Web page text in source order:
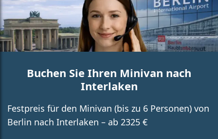
Buchen Sie Ihren Minivan nach
Interlaken
Festpreis für den Minivan (bis zu 6 Personen) von
Berlin nach Interlaken – ab 2325 €